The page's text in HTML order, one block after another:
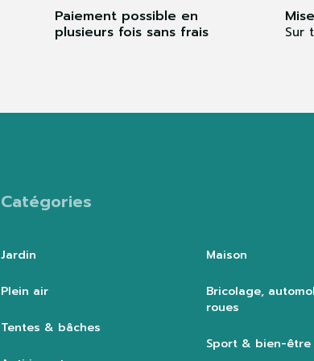
Paiement possible en
plusieurs fois sans frais
Sur
Catégories
Jardin
Plein air
Tentes & bâches
Maison
Bricolage,
roues
Sport & bien-être